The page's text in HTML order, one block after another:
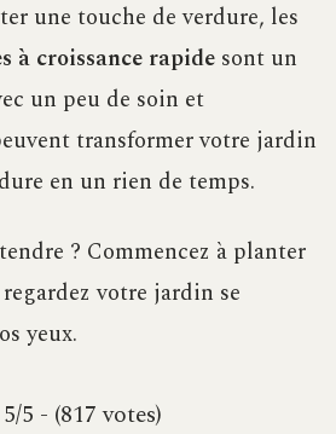
une touche de verdure, les
à croissance rapide sont un
un peu de soin et
transformer votre jardin
en un rien de temps.
? Commencez à planter
votre jardin se
yeux.
5/5 - (817 votes)